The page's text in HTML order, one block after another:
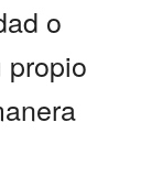
o
propio